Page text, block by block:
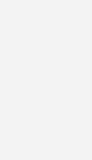
von Erneuerbare-
aus dem
langen Verzögerungen
Energie- und
könnte. Zudem warnt der
Ausgleichsmarkt und dem
hätten sich mehrere
Weitere 2,5
Energien sind in